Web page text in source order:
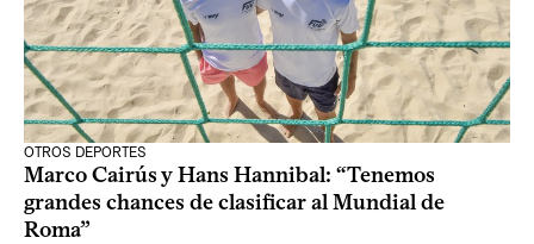
OTROS DEPORTES
Marco Cairús y Hans Hannibal: “Tenemos
grandes chances de clasificar al Mundial de
Roma”